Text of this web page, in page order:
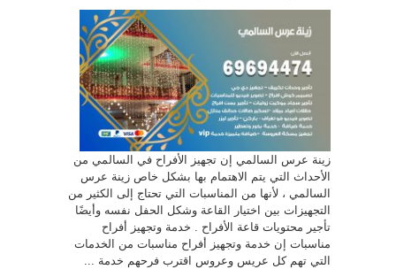
زينة عرس السالمي إن تجهيز الأفراح في السالمي من
الأحداث التي يتم الاهتمام بها بشكل خاص زينة عرس
السالمي ، لأنها من المناسبات التي تحتاج إلى الكثير من
التجهيزات بين اختيار القاعة وشكل الحفل نفسه وأيضًا
تأجير محتويات قاعة الأفراح . خدمة وتجهيز أفراح
مناسبات إن خدمة وتجهيز أفراح مناسبات من الخدمات
التي تهم كل عريس وعروس اقترب فرحهم خدمة ...